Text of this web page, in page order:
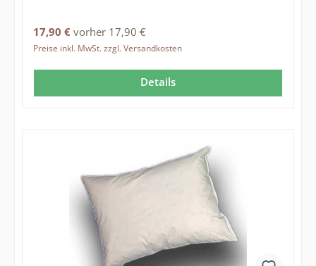
Regulärer Preis:
17,90 € vorher 17,90 €
Preise inkl. MwSt. zzgl. Versandkosten
Details